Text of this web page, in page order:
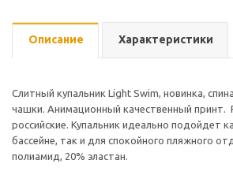
Описание Характеристики
Слитный купальник Light Swim, новинка,
чашки. Анимационный качественный принт.
российские. Купальник идеально подойдет
бассейне, так и для спокойного пляжного
полиамид, 20% эластан.